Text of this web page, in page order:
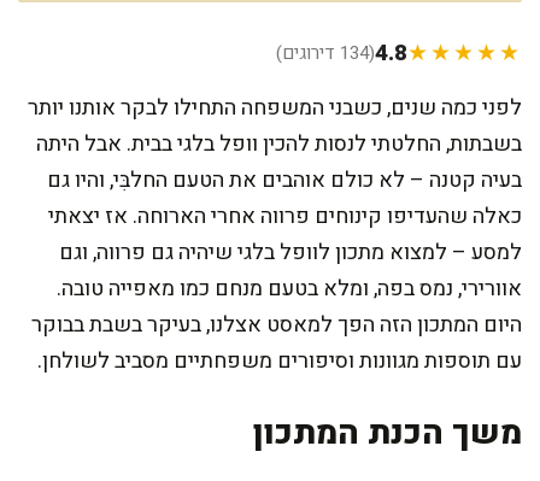
★★★★★
4.8(134 דירוגים)
לפני כמה שנים, כשבני המשפחה התחילו לבקר אותנו יותר
בשבתות, החלטתי לנסות להכין וופל בלגי בבית. אבל היתה
בעיה קטנה – לא כולם אוהבים את הטעם החלבִּי, והיו גם
כאלה שהעדיפו קינוחים פרווה אחרי הארוחה. אז יצאתי
למסע – למצוא מתכון לוופל בלגי שיהיה גם פרווה, וגם
אוורירי, נמס בפה, ומלא בטעם מנחם כמו מאפייה טובה.
היום המתכון הזה הפך למאסט אצלנו, בעיקר בשבת בבוקר
עם תוספות מגוונות וסיפורים משפחתיים מסביב לשולחן.
משך הכנת המתכון